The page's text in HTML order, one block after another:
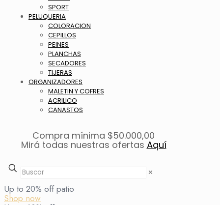
SPORT
PELUQUERIA
COLORACION
CEPILLOS
PEINES
PLANCHAS
SECADORES
TIJERAS
ORGANIZADORES
MALETIN Y COFRES
ACRILICO
CANASTOS
Compra mínima $50.000,00
Mirá todas nuestras ofertas Aquí
✕
Up to 20% off patio
Shop now